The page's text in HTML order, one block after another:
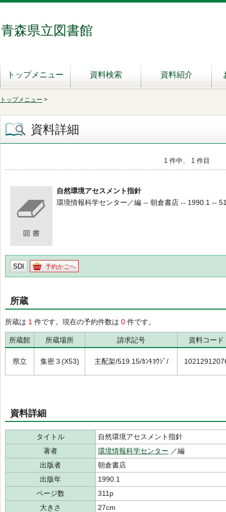
青森県立図書館
トップメニュー 資料検索 資料紹介
トップメニュー >
資料詳細
1 件中、 1 件目
自然環境アセスメント指針
環境情報科学センター／編 -- 朝倉書店 -- 1990.1 --
SDI 予約かごへ
所蔵
所蔵は 1 件です。現在の予約件数は 0 件です。
所蔵館 所蔵場所 請求記号 資料コード
県立 集密３(X53) 主配架/519.15/ｶﾝｷﾖｳｼﾞ/
資料詳細
タイトル
自然環境アセスメント指針
著者
環境情報科学センター ／編
出版者
朝倉書店
出版年
1990.1
ページ数
311p
大きさ
27cm